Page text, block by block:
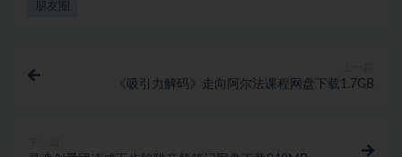
朋友圈
《吸引力解码》走向阿尔法课程网盘下载1.7GB